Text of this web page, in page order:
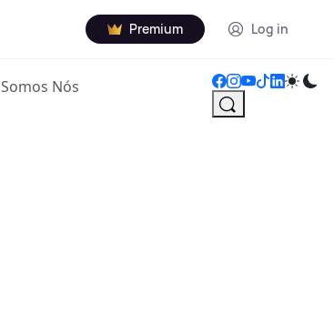
Premium Log in
Somos Nós